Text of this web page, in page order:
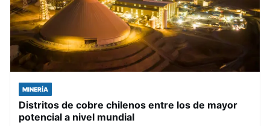
MINERÍA
Distritos de cobre chilenos entre los de mayor
potencial a nivel mundial